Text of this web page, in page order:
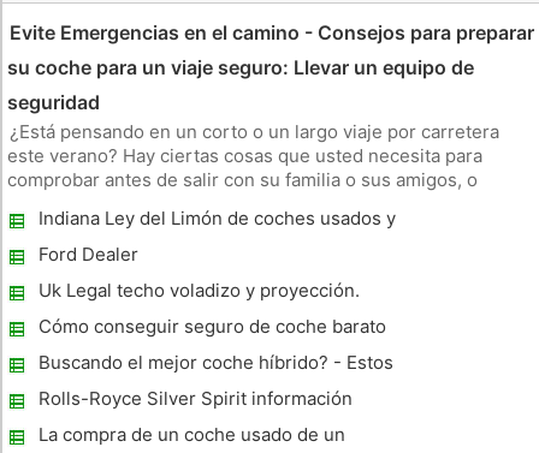
Evite Emergencias en el camino - Consejos para preparar
su coche para un viaje seguro: Llevar un equipo de
seguridad
¿Está pensando en un corto o un largo viaje por carretera
este verano? Hay ciertas cosas que usted necesita para
comprobar antes de salir con su familia o sus amigos, o
camino que hay que evitar y tomar of.If atención se siguen
ciertos cons
Indiana Ley del Limón de coches usados ​​y
otras leyes de Indiana que cubren los
coches usados ​​
Ford Dealer
Uk Legal techo voladizo y proyección.
Escaleras de Transporte, Andamios Etc.
Cómo conseguir seguro de coche barato
para los conductores Lady
Buscando el mejor coche híbrido? - Estos
consejos pueden ayudarle a
Rolls-Royce Silver Spirit información
La compra de un coche usado de un